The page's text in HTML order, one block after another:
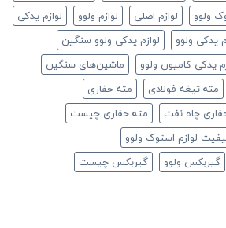
ولوو لوازم اصلی لوازم ولوو
لوازم یدکی
یدکی ولوو
لوازم یدکی ولوو سنگین
یدکی کامیون ولوو
ماشین‌های سنگین
مته تیغه فولادی
مته حفاری
چاه نفت
مته حفاری چیست
لوازم استوک ولوو
گیربکس ولوو گیربکس چیست